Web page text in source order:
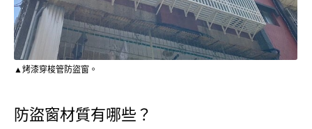
▲烤漆穿梭管防盜窗。
防盜窗材質有哪些？